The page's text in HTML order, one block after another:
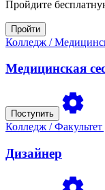
Пройдите
Пройти
Колледж /
Медицинская
Поступить
Колледж /
Дизайнер